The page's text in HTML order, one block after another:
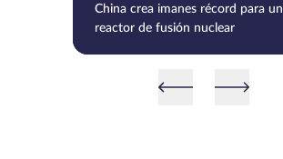
China crea imanes récord para un
reactor de fusión nuclear